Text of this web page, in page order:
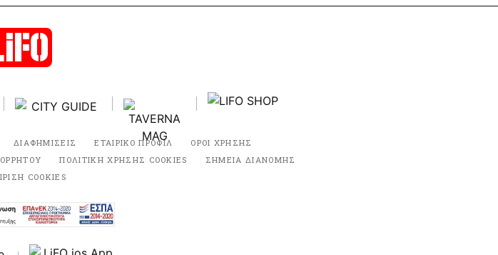
ΔΙΑΦΗΜΙΣΕΙΣ ΕΤΑΙΡΙΚΟ ΠΡΟΦΙΛ
ΟΡΟΙ ΧΡΗΣΗΣ
ΠΟΛΙΤΙΚΗ ΧΡΗΣΗΣ COOKIES
ΣΗΜΕΙΑ ΔΙΑΝΟΜΗΣ
COOKIES